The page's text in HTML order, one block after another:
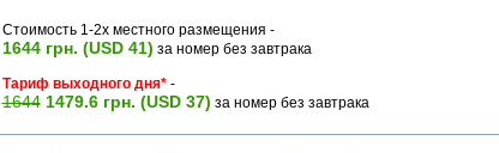
Стоимость 1-2х местного размещения -
1644 грн. (USD 41) за номер без завтрака
Тариф выходного дня*-
1644 1479.6 грн. (USD 37) за номер без завтрака